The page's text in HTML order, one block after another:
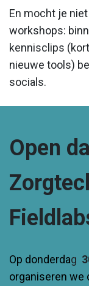
En mocht je
workshops:
kennisclips
nieuwe tools)
socials.
Open
Op donderdag
organiseren we